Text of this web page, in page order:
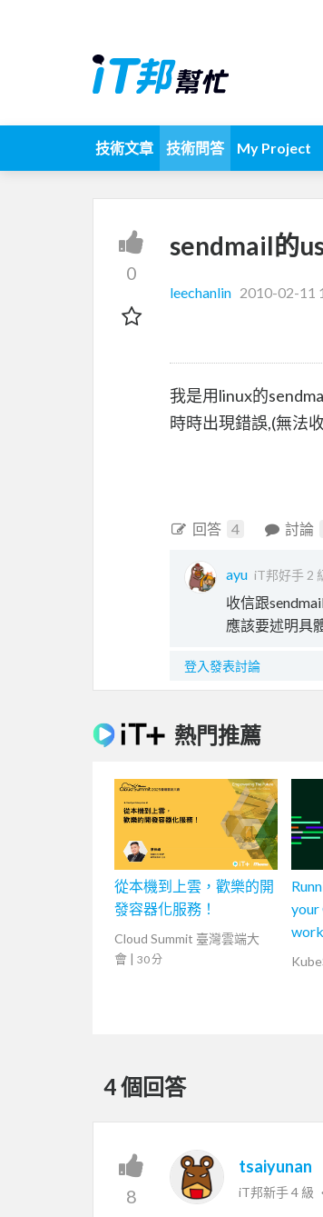
技術文章 技術問答 My Project
0
sendmail的
leechanlin 2010-02-11
我是用linux的
時時出現錯誤,(無法
回答 4 討論
ayu iT邦好手 2
收信跟
應該要述明具
登入發表討論
熱門推薦
從本機到上雲，歡樂的開
發容器化服務！
Cloud Summit 臺灣雲端大
會 | 30 分
your
如何
4 個回答
8
tsaiyunan
iT邦新手 4 級